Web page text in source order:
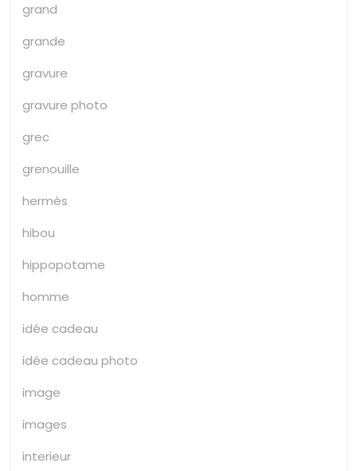
grand
grande
gravure
gravure photo
grec
grenouille
hermès
hibou
hippopotame
homme
idée cadeau
idée cadeau photo
image
images
interieur